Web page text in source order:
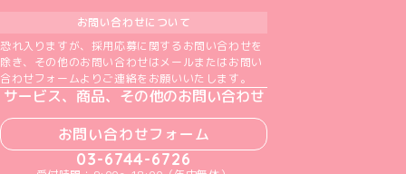
お問い合わせについて
恐れ入りますが、採用応募に関するお問い合わせを
除き、その他のお問い合わせはメールまたはお問い
合わせフォームよりご連絡をお願いいたします。
サービス、商品、その他のお問い合わせ
お問い合わせフォーム
03-6744-6726